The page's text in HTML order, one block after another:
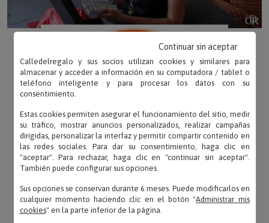
Calledelregalo y sus socios utilizan cookies y similares para
almacenar y acceder a información en su computadora / tablet o
teléfono inteligente y para procesar los datos con su
consentimiento.
Estas cookies permiten asegurar el funcionamiento del sitio, medir
su tráfico, mostrar anuncios personalizados, realizar campañas
dirigidas, personalizar la interfaz y permitir compartir contenido en
las redes sociales. Para dar su consentimiento, haga clic en
"aceptar". Para rechazar, haga clic en "continuar sin aceptar".
También puede configurar sus opciones.
Sus opciones se conservan durante 6 meses. Puede modificarlos en
cualquier momento haciendo clic en el botón "Administrar mis
cookies" en la parte inferior de la página.
Continuar sin aceptar